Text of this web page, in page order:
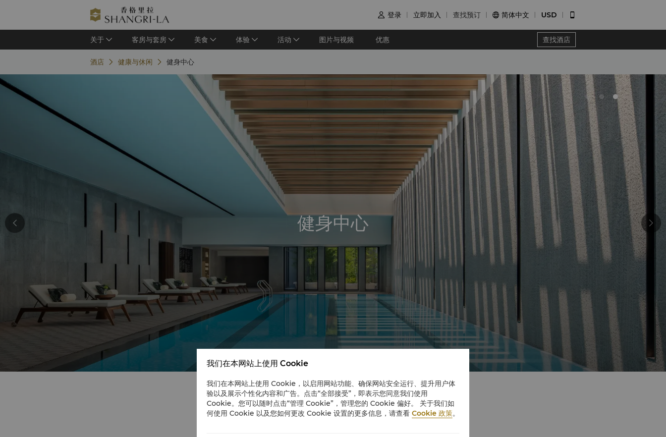
 登录 立即加入 查找预订  简体中文 USD 
关于 客房与套房 美食 体验 活动 图片与视频 优惠 查找酒店
酒店 健康与休闲 健身中心
健身中心
在旅途中让身心焕发活力
我们在本网站上使用 Cookie
我们在本网站上使用 Cookie，以启用网站功能、确保网站安全运行、提升用户体
验以及展示个性化内容和广告。点击“全部接受”，即表示您同意我们使用
Cookie。您可以随时点击“管理 Cookie”，管理您的 Cookie 偏好。 关于我们如
何使用 Cookie 以及您如何更改 Cookie 设置的更多信息，请查看 Cookie 政策。